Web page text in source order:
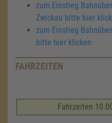
zum Einstieg
Zwickau bitte hier
zum Einstieg
bitte hier klicken
FAHRZEITEN
Fahrzeiten